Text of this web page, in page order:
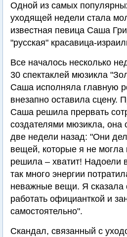
Одной из самых
уходящей недели стала
известная певица Саша
"русская" красавица-
Все началось несколько
30 спектаклей мюзикла
Саша исполняла главную
внезапно оставила сцену.
Саша решила прервать
создателями мюзикла,
две недели назад: "Они
вещей, которые я не могла
решила – хватит! Надоели
так много энергии
неважные вещи. Я сказала
работать официанткой и
самостоятельно".
Скандал, связанный с